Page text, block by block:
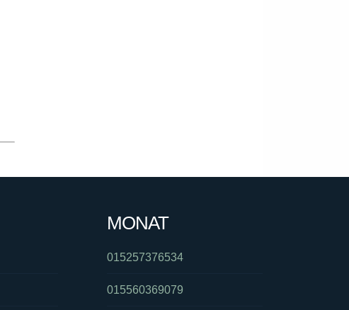
MONAT
015257376534
015560369079